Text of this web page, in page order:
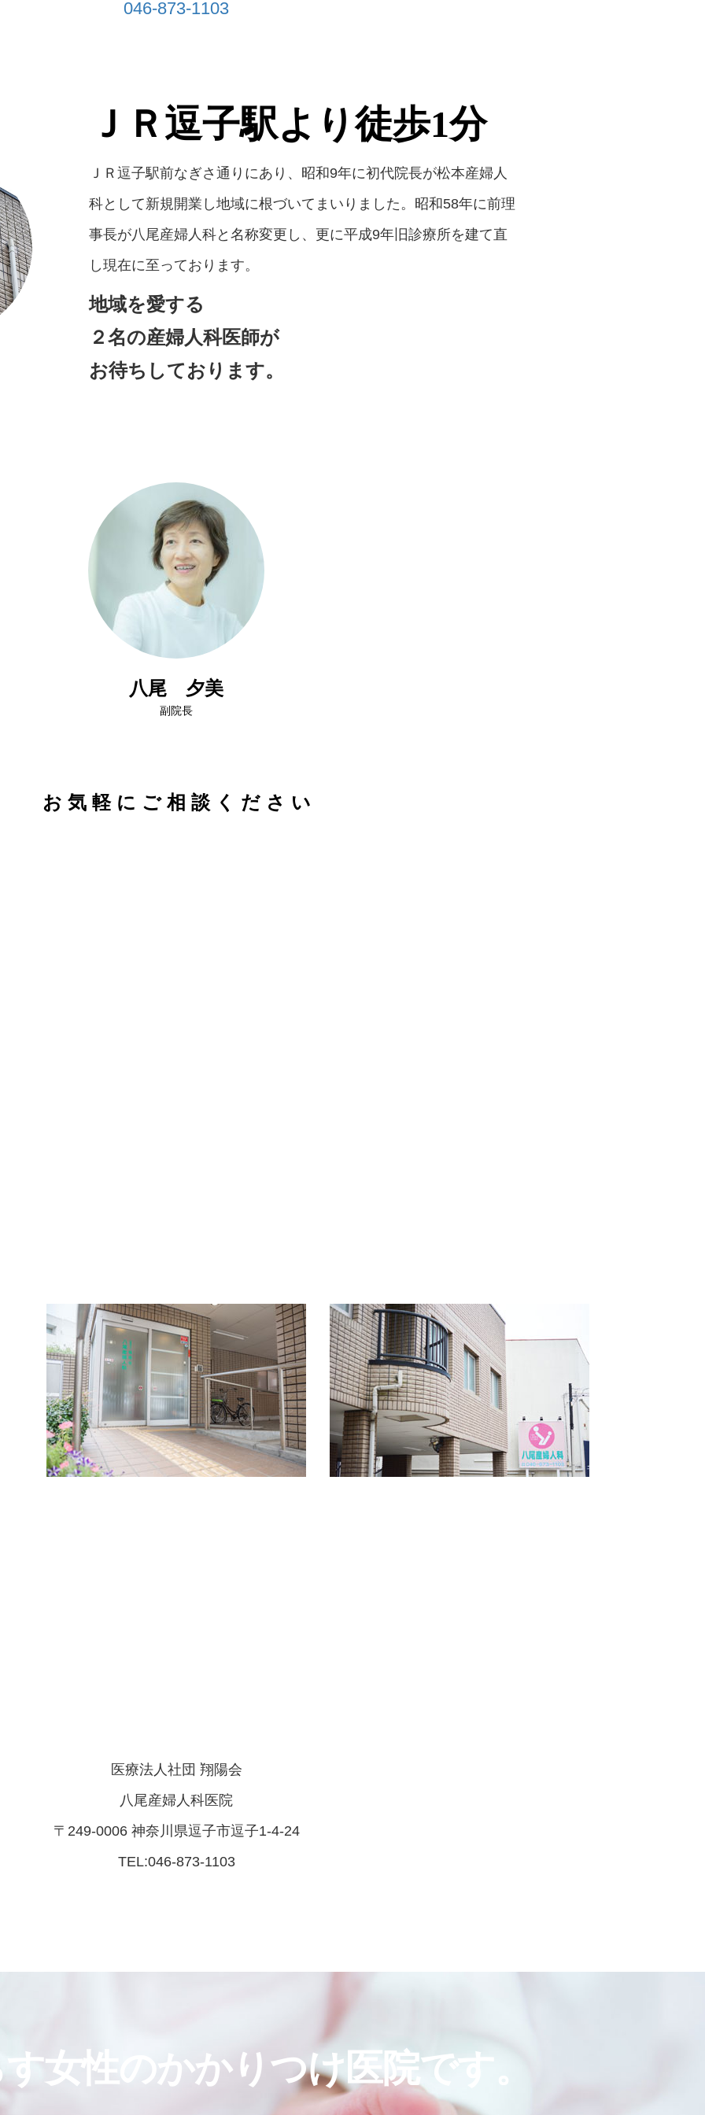
046-873-1103
ＪＲ逗子駅より徒歩1分
ＪＲ逗子駅前なぎさ通りにあり、昭和9年に初代院長が松本産婦人
科として新規開業し地域に根づいてまいりました。昭和58年に前理
事長が八尾産婦人科と名称変更し、更に平成9年旧診療所を建て直
し現在に至っております。
地域を愛する
２名の産婦人科医師が
お待ちしております。
八尾 夕美
副院長
お 気 軽 に ご 相 談 く だ さ い
医療法人社団 翔陽会
八尾産婦人科医院
〒249-0006 神奈川県逗子市逗子1-4-24
TEL:046-873-1103
女性のかかりつけ医院です。